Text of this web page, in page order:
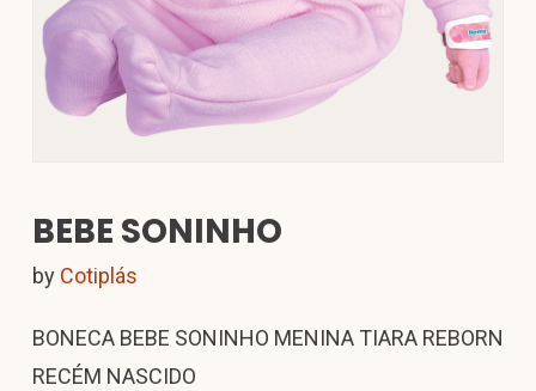
BEBE SONINHO
by Cotiplás
BONECA BEBE SONINHO MENINA TIARA REBORN
RECÉM NASCIDO